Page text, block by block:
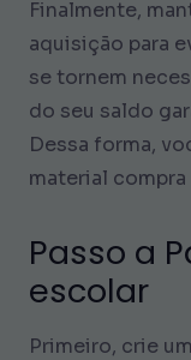
Finalmente,
aquisição para
se tornem
do seu saldo
Dessa forma,
material
Passo a
escolar
Primeiro, crie